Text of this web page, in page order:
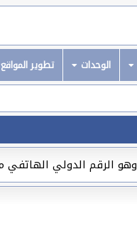
الوحدات تطوير المواقع